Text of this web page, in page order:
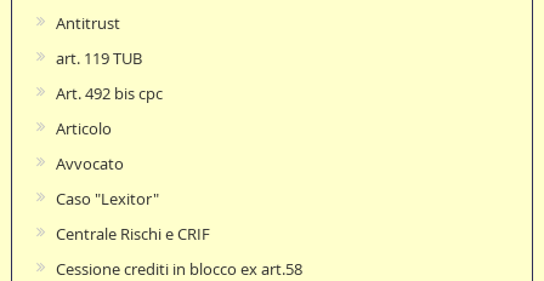
Antitrust
art. 119 TUB
Art. 492 bis cpc
Articolo
Avvocato
Caso "Lexitor"
Centrale Rischi e CRIF
Cessione crediti in blocco ex art.58